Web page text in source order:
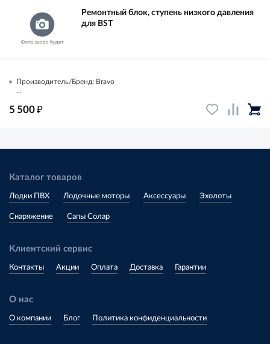
Ремонтный блок, ступень низкого давления
для BST
Производитель/Бренд: Bravo
...
5 500₽
Каталог товаров
Лодки ПВХ Лодочные моторы Аксессуары Эхолоты
Снаряжение Сапы Солар
Клиентский сервис
Контакты Акции Оплата Доставка Гарантии
О нас
О компании Блог Политика конфиденциальности